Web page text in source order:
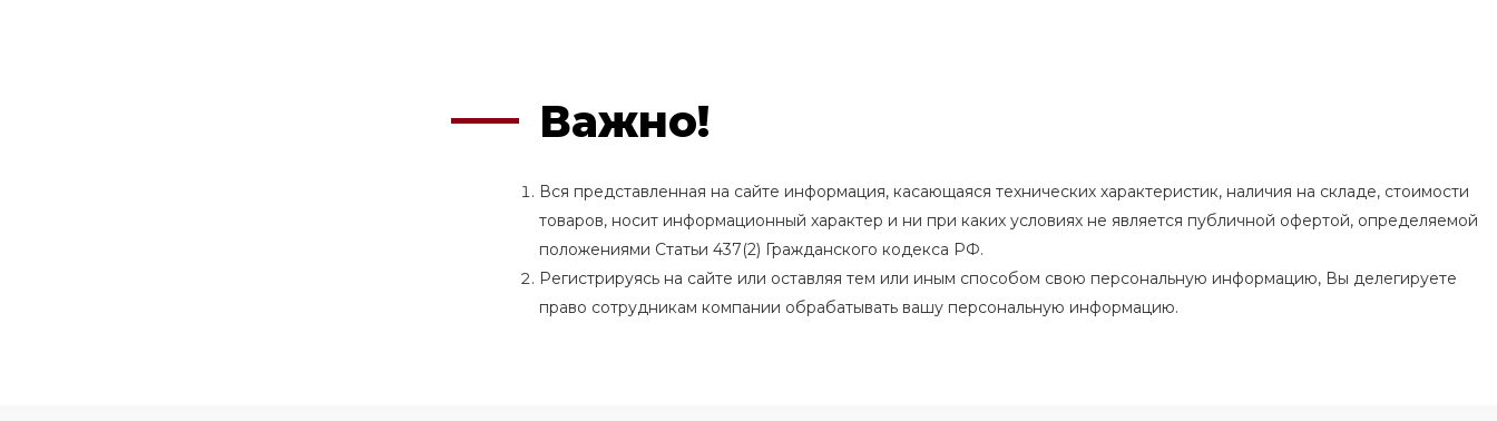
Важно!
Вся представленная на сайте информация, касающаяся технических характеристик, наличия на складе, стоимости
товаров, носит информационный характер и ни при каких условиях не является публичной офертой, определяемой
положениями Статьи 437(2) Гражданского кодекса РФ.
Регистрируясь на сайте или оставляя тем или иным способом свою персональную информацию, Вы делегируете
право сотрудникам компании обрабатывать вашу персональную информацию.